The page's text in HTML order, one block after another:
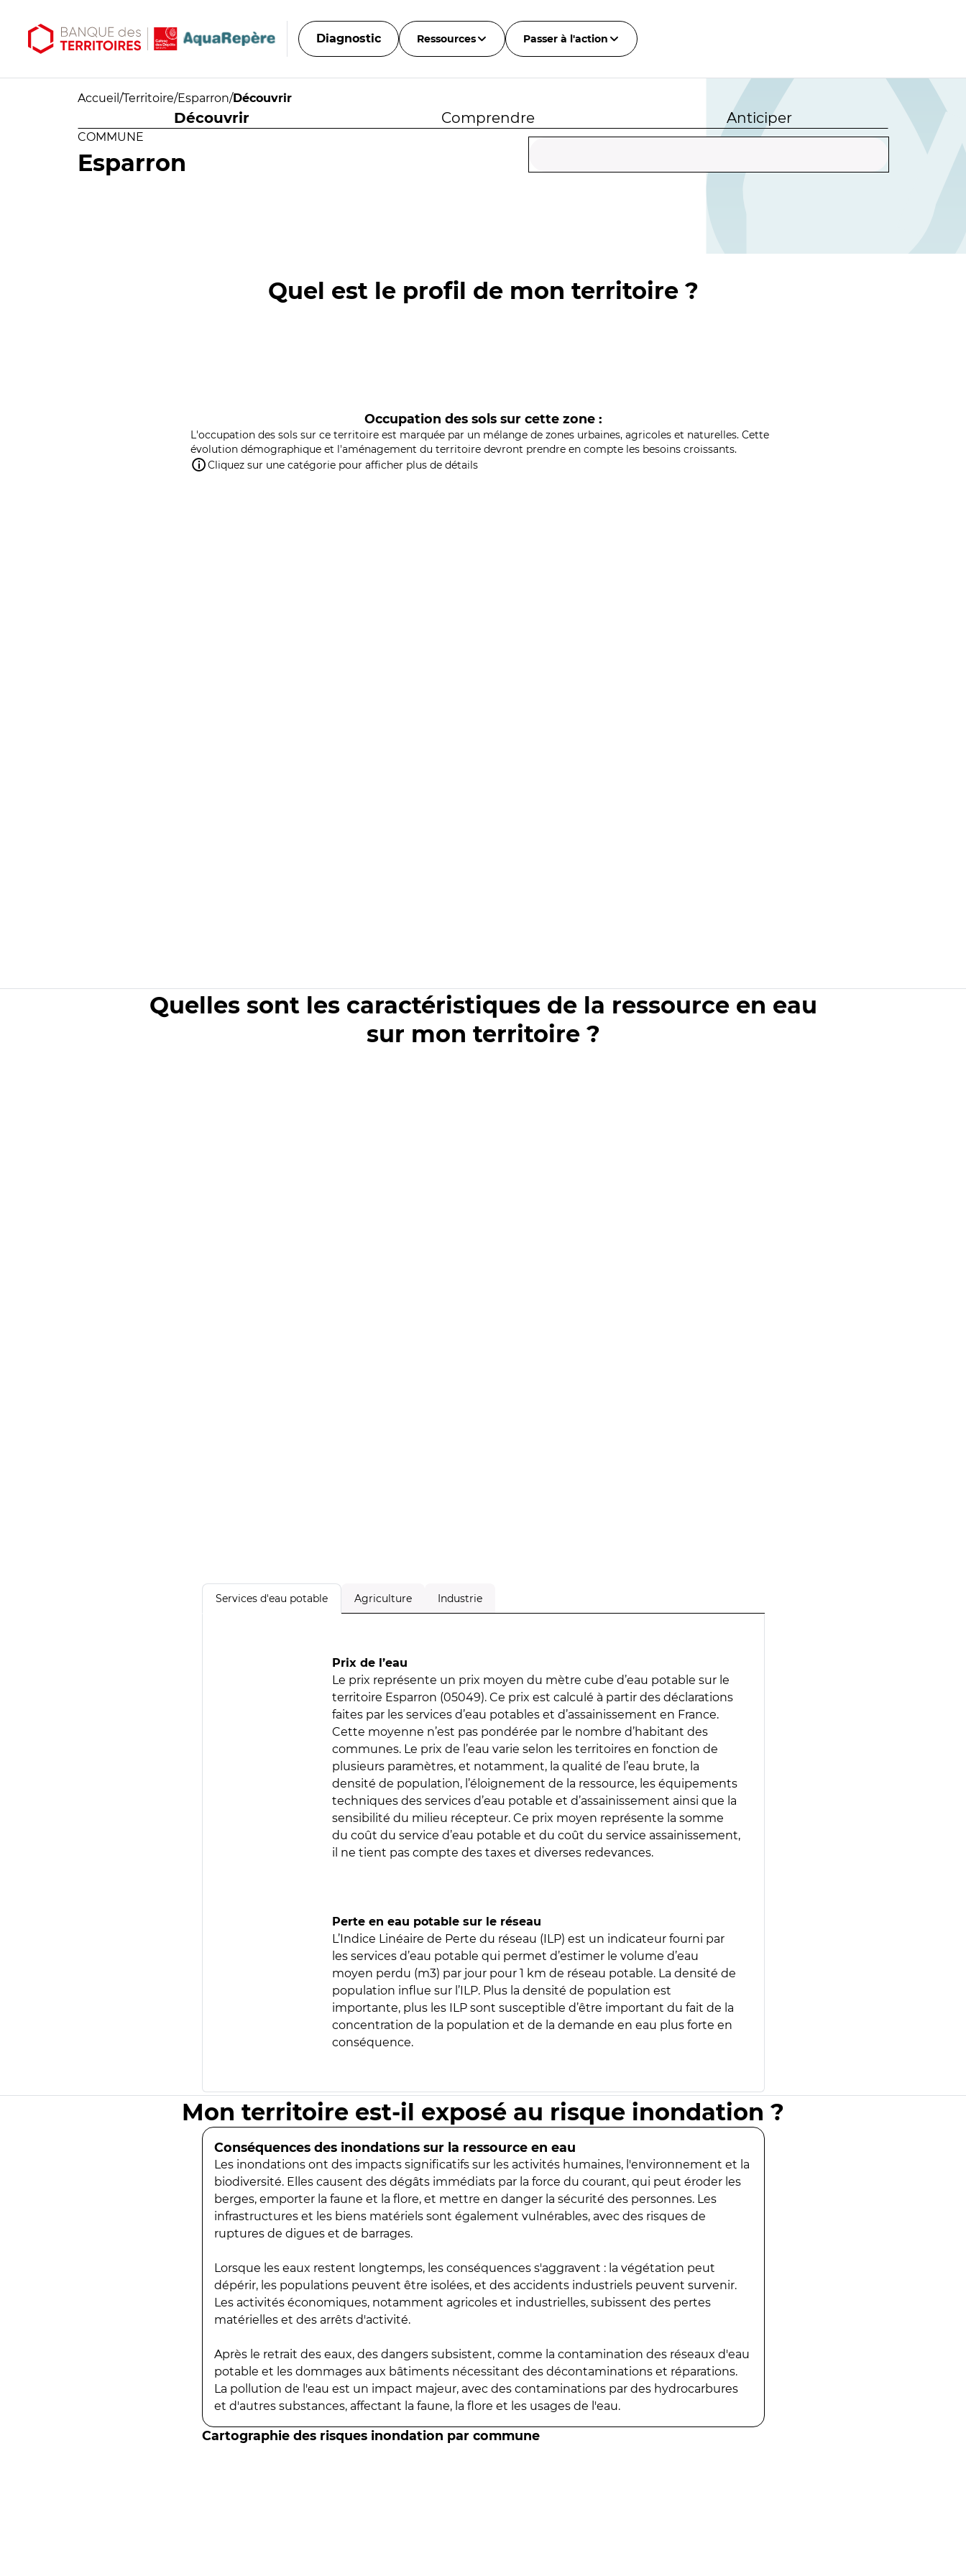
Diagnostic Ressources Passer à l'action
Accueil /Territoire/Esparron/Découvrir
Découvrir Comprendre Anticiper
COMMUNE
Esparron
Quel est le profil de mon territoire ?
Occupation des sols sur cette zone :
L'occupation des sols sur ce territoire est marquée par un mélange de zones urbaines, agricoles et naturelles. Cette
évolution démographique et l'aménagement du territoire devront prendre en compte les besoins croissants.
Cliquez sur une catégorie pour afficher plus de détails
Quelles sont les caractéristiques de la ressource en eau
sur mon territoire ?
Services d'eau potable Agriculture Industrie
Prix de l’eau
Le prix représente un prix moyen du mètre cube d’eau potable sur le
territoire Esparron (05049). Ce prix est calculé à partir des déclarations
faites par les services d’eau potables et d’assainissement en France.
Cette moyenne n’est pas pondérée par le nombre d’habitant des
communes. Le prix de l’eau varie selon les territoires en fonction de
plusieurs paramètres, et notamment, la qualité de l’eau brute, la
densité de population, l’éloignement de la ressource, les équipements
techniques des services d’eau potable et d’assainissement ainsi que la
sensibilité du milieu récepteur. Ce prix moyen représente la somme
du coût du service d’eau potable et du coût du service assainissement,
il ne tient pas compte des taxes et diverses redevances.
Perte en eau potable sur le réseau
L’Indice Linéaire de Perte du réseau (ILP) est un indicateur fourni par
les services d’eau potable qui permet d’estimer le volume d’eau
moyen perdu (m3) par jour pour 1 km de réseau potable. La densité de
population influe sur l’ILP. Plus la densité de population est
importante, plus les ILP sont susceptible d’être important du fait de la
concentration de la population et de la demande en eau plus forte en
conséquence.
Mon territoire est-il exposé au risque inondation ?
Conséquences des inondations sur la ressource en eau
Les inondations ont des impacts significatifs sur les activités humaines, l'environnement et la
biodiversité. Elles causent des dégâts immédiats par la force du courant, qui peut éroder les
berges, emporter la faune et la flore, et mettre en danger la sécurité des personnes. Les
infrastructures et les biens matériels sont également vulnérables, avec des risques de
ruptures de digues et de barrages.
Lorsque les eaux restent longtemps, les conséquences s'aggravent : la végétation peut
dépérir, les populations peuvent être isolées, et des accidents industriels peuvent survenir.
Les activités économiques, notamment agricoles et industrielles, subissent des pertes
matérielles et des arrêts d'activité.
Après le retrait des eaux, des dangers subsistent, comme la contamination des réseaux d'eau
potable et les dommages aux bâtiments nécessitant des décontaminations et réparations.
La pollution de l'eau est un impact majeur, avec des contaminations par des hydrocarbures
et d'autres substances, affectant la faune, la flore et les usages de l'eau.
Cartographie des risques inondation par commune